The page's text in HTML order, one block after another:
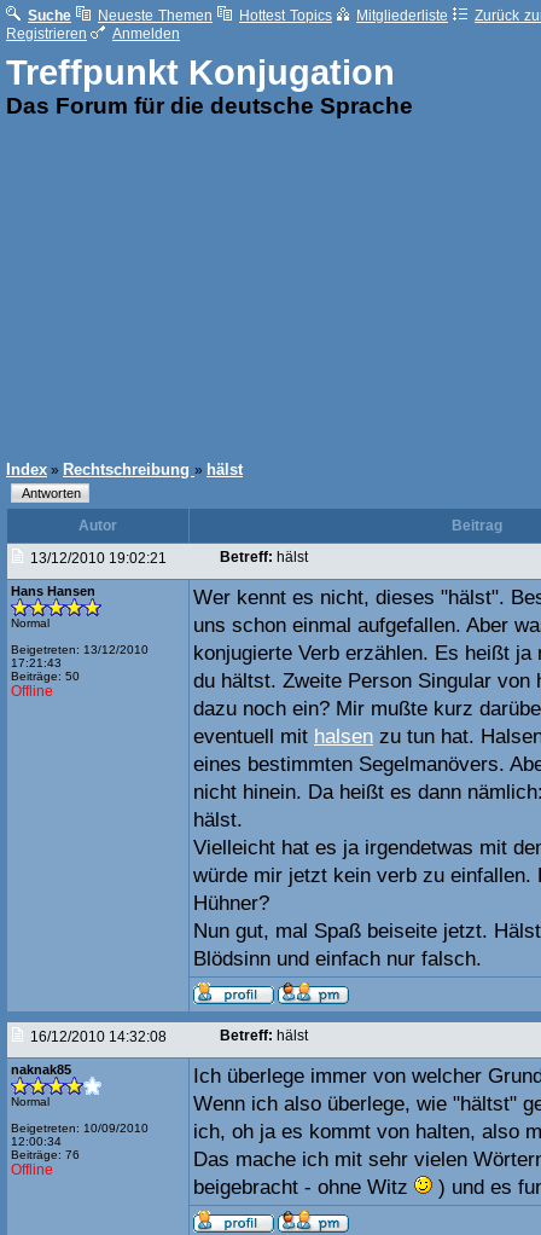
Suche Neueste Themen Hottest Topics Mitgliederliste
Zurück
Registrieren
Anmelden
Treffpunkt Konjugation
Das Forum für die deutsche Sprache
Index » Rechtschreibung » hälst
Autor
Beitrag
13/12/2010 19:02:21
Betreff: hälst
Hans Hansen
Normal
Beigetreten: 13/12/2010
17:21:43
Beiträge: 50
Offline
Wer kennt es nicht, dieses "hälst".
uns schon einmal aufgefallen. Aber
konjugierte Verb erzählen. Es heißt
du hältst. Zweite Person Singular von
dazu noch ein? Mir mußte kurz
eventuell mit halsen zu tun hat.
eines bestimmten Segelmanövers.
nicht hinein. Da heißt es dann
hälst.
Vielleicht hat es ja irgendetwas mit
würde mir jetzt kein verb zu einfallen.
Hühner?
Nun gut, mal Spaß beiseite jetzt.
Blödsinn und einfach nur falsch.
16/12/2010 14:32:08 Betreff: hälst
naknak85
Normal
Beigetreten: 10/09/2010
12:00:34
Beiträge: 76
Offline
Ich überlege immer von welcher
Wenn ich also überlege, wie "hältst"
ich, oh ja es kommt von halten, also
Das mache ich mit sehr vielen
beigebracht - ohne Witz
) und es